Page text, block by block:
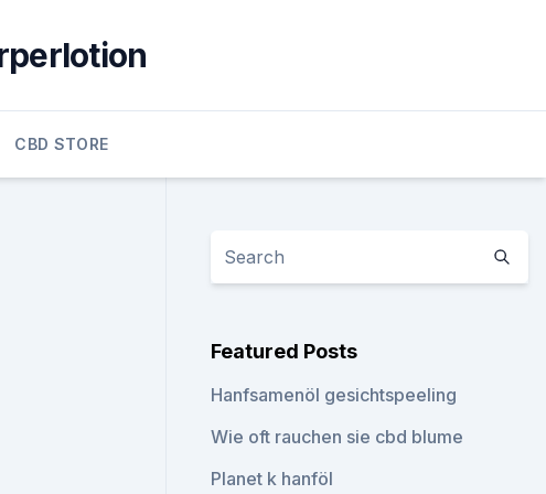
CBD STORE
Featured Posts
Hanfsamenöl gesichtspeeling
Wie oft rauchen sie cbd blume
Planet k hanföl